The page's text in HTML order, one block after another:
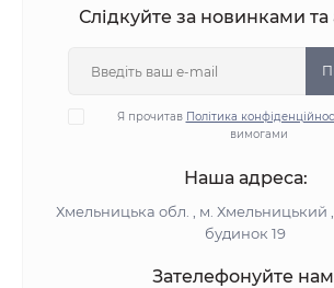
Слідкуйте за новинками та
Я прочитав Політика
вимогами
Наша адреса:
Хмельницька обл. , м. Хмельницький ,
будинок 19
Зателефонуйте